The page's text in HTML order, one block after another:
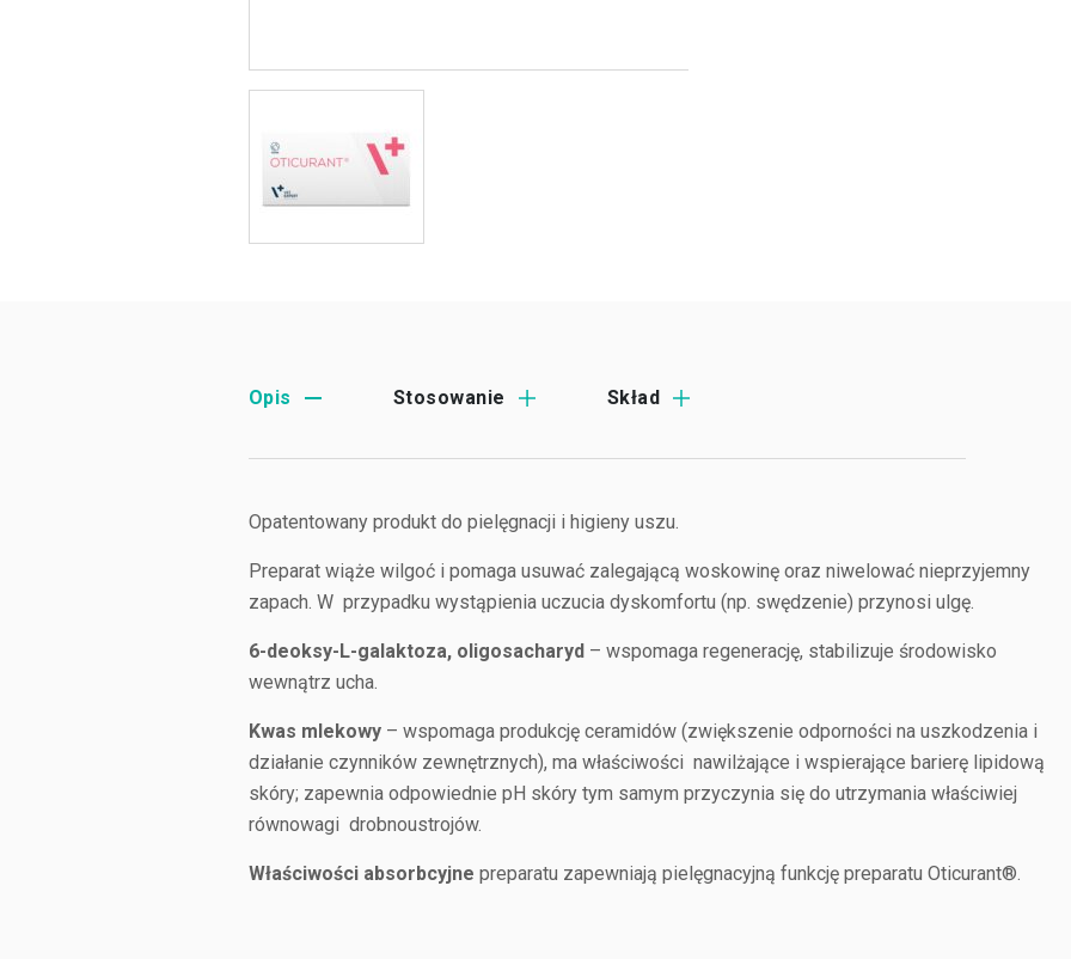
Opis Stosowanie Skład
Opatentowany produkt do pielęgnacji i higieny uszu.
Preparat wiąże wilgoć i pomaga usuwać zalegającą woskowinę oraz niwelować nieprzyjemny
zapach. W przypadku wystąpienia uczucia dyskomfortu (np. swędzenie) przynosi ulgę.
6-deoksy-L-galaktoza, oligosacharyd – wspomaga regenerację, stabilizuje środowisko
wewnątrz ucha.
Kwas mlekowy – wspomaga produkcję ceramidów (zwiększenie odporności na uszkodzenia i
działanie czynników zewnętrznych), ma właściwości nawilżające i wspierające barierę lipidową
skóry; zapewnia odpowiednie pH skóry tym samym przyczynia się do utrzymania właściwiej
równowagi drobnoustrojów.
Właściwości absorbcyjne preparatu zapewniają pielęgnacyjną funkcję preparatu Oticurant®.